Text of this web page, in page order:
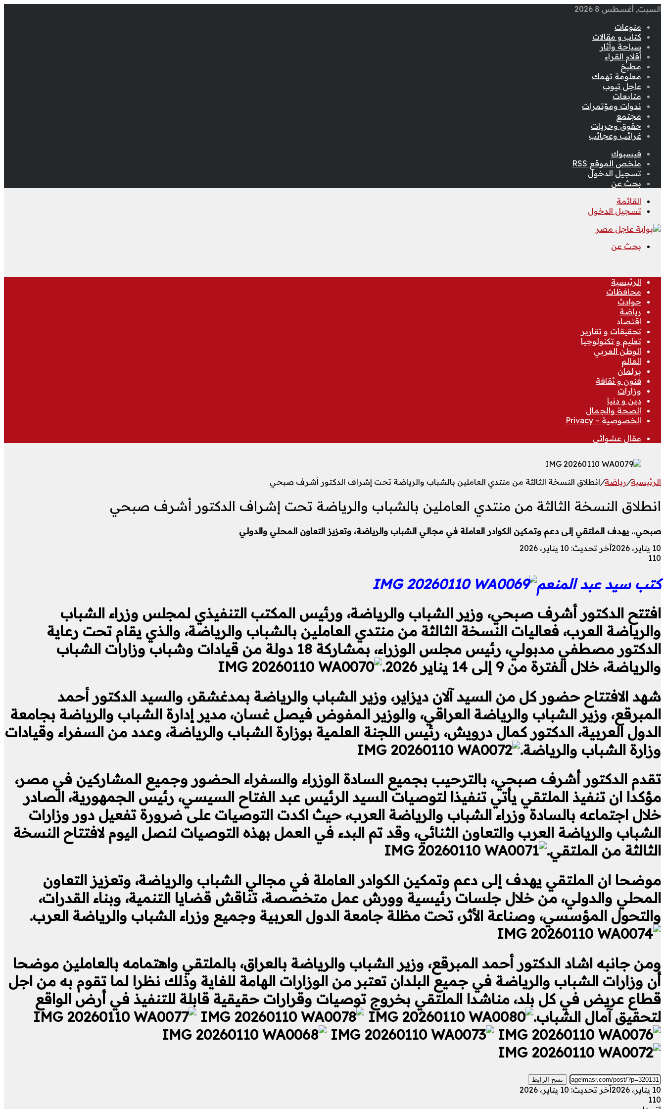
السبت, أغسطس 8 2026
منوعات
كتاب و مقالات
سياحة وأثار
أقلام القراء
مطبخ
معلومة تهمك
عاجل تيوب
متابعات
ندوات ومؤتمرات
مجتمع
حقوق وحريات
غرائب وعجائب
فيسبوك
ملخص الموقع RSS
تسجيل الدخول
بحث عن
القائمة
تسجيل الدخول
بحث عن
الرئيسية
محافظات
حوادث
رياضة
اقتصاد
تحقيقات و تقارير
تعليم و تكنولوجيا
الوطن العربي
العالم
برلمان
فنون و ثقافة
وزارات
دين و دنيا
الصحة والجمال
الخصوصية – Privacy
مقال عشوائي
الرئيسية/رياضة/انطلاق النسخة الثالثة من منتدي العاملين بالشباب والرياضة تحت إشراف الدكتور أشرف صبحي
انطلاق النسخة الثالثة من منتدي العاملين بالشباب والرياضة تحت إشراف الدكتور أشرف صبحي
صبحي.. يهدف الملتقي إلى دعم وتمكين الكوادر العاملة في مجالي الشباب والرياضة، وتعزيز التعاون المحلي والدولي
10 يناير، 2026
آخر تحديث: 10 يناير، 2026
110
كتب سيد عبد المنعم
افتتح الدكتور أشرف صبحي، وزير الشباب والرياضة، ورئيس المكتب التنفيذي لمجلس وزراء الشباب
والرياضة العرب، فعاليات النسخة الثالثة من منتدي العاملين بالشباب والرياضة، والذي يقام تحت رعاية
الدكتور مصطفي مدبولي، رئيس مجلس الوزراء، بمشاركة 18 دولة من قيادات وشباب وزارات الشباب
والرياضة، خلال الفترة من 9 إلى 14 يناير 2026.
شهد الافتتاح حضور كل من السيد آلان ديزاير، وزير الشباب والرياضة بمدغشقر، والسيد الدكتور أحمد
المبرقع، وزير الشباب والرياضة العراقي، والوزير المفوض فيصل غسان، مدير إدارة الشباب والرياضة بجامعة
الدول العربية، الدكتور كمال درويش، رئيس اللجنة العلمية بوزارة الشباب والرياضة، وعدد من السفراء وقيادات
وزارة الشباب والرياضة.
تقدم الدكتور أشرف صبحي، بالترحيب بجميع السادة الوزراء والسفراء الحضور وجميع المشاركين في مصر،
مؤكدا ان تنفيذ الملتقي يأتي تنفيذا لتوصيات السيد الرئيس عبد الفتاح السيسي، رئيس الجمهورية، الصادر
خلال اجتماعه بالسادة وزراء الشباب والرياضة العرب، حيث اكدت التوصيات على ضرورة تفعيل دور وزارات
الشباب والرياضة العرب والتعاون الثنائي، وقد تم البدء في العمل بهذه التوصيات لنصل اليوم لافتتاح النسخة
الثالثة من الملتقي.
موضحا ان الملتقي يهدف إلى دعم وتمكين الكوادر العاملة في مجالي الشباب والرياضة، وتعزيز التعاون
المحلي والدولي، من خلال جلسات رئيسية وورش عمل متخصصة، تناقش قضايا التنمية، وبناء القدرات،
والتحول المؤسسي، وصناعة الأثر، تحت مظلة جامعة الدول العربية وجميع وزراء الشباب والرياضة العرب.
ومن جانبه اشاد الدكتور أحمد المبرقع، وزير الشباب والرياضة بالعراق، بالملتقي واهتمامه بالعاملين موضحا
أن وزارات الشباب والرياضة في جميع البلدان تعتبر من الوزارات الهامة للغاية وذلك نظرا لما تقوم به من اجل
قطاع عريض في كل بلد، مناشدا الملتقي بخروج توصيات وقرارات حقيقية قابلة للتنفيذ في أرض الواقع
لتحقيق آمال الشباب.
نسخ الرابط
10 يناير، 2026
آخر تحديث: 10 يناير، 2026
110